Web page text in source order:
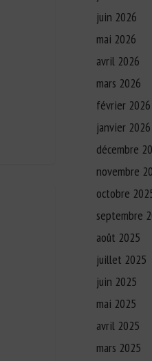
juin 2026
mai 2026
avril 2026
mars 2026
février 2026
janvier 2026
décembre
novembre
octobre
septembre
août 2025
juillet 2025
juin 2025
mai 2025
avril 2025
mars 2025